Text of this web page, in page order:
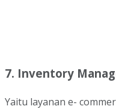
7. Inventory
Yaitu layanan e-